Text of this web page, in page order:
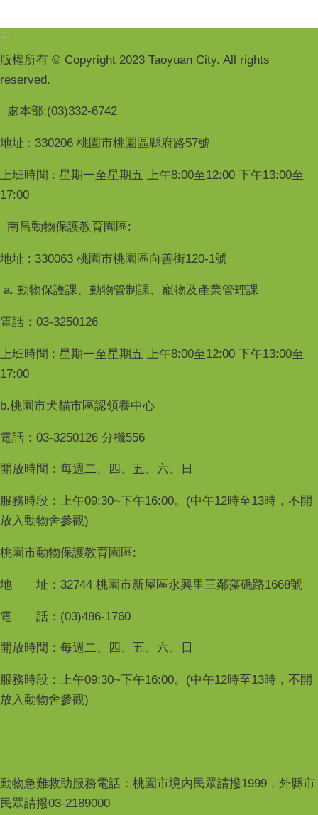
:::
版權所有 © Copyright 2023 Taoyuan City. All rights
reserved.
處本部:(03)332-6742
地址 : 330206 桃園市桃園區縣府路57號
上班時間 : 星期一至星期五 上午8:00至12:00 下午13:00至
17:00
南昌動物保護教育園區:
地址 : 330063 桃園市桃園區向善街120-1號
a. 動物保護課、動物管制課、寵物及產業管理課
電話：03-3250126
上班時間 : 星期一至星期五 上午8:00至12:00 下午13:00至
17:00
b.桃園市犬貓市區認領養中心
電話：03-3250126 分機556
開放時間：每週二、四、五、六、日
服務時段：上午09:30~下午16:00。(中午12時至13時，不開
放入動物舍參觀)
桃園市動物保護教育園區:
地 址：32744 桃園市新屋區永興里三鄰藻礁路1668號
電 話：(03)486-1760
開放時間：每週二、四、五、六、日
服務時段：上午09:30~下午16:00。(中午12時至13時，不開
放入動物舍參觀)
動物急難救助服務電話：桃園市境內民眾請撥1999，外縣市
民眾請撥03-2189000